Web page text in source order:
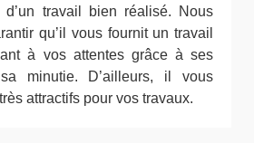
d’un travail bien réalisé. Nous
qu’il vous fournit un travail
à vos attentes grâce à ses
minutie. D’ailleurs, il vous
attractifs pour vos travaux.